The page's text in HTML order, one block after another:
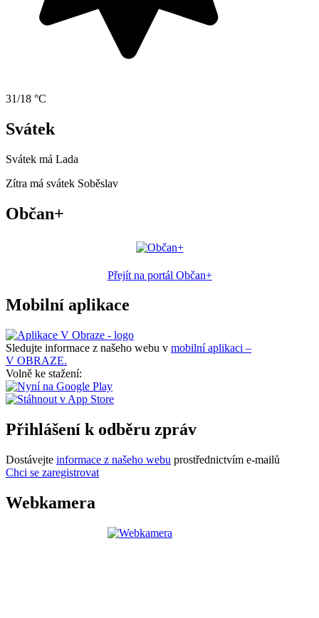
31/18 °C
Svátek
Svátek má Lada
Zítra má svátek Soběslav
Občan+
Přejít na portál Občan+
Mobilní aplikace
Sledujte informace z našeho webu v mobilní aplikaci –
V OBRAZE.
Volně ke stažení:
Přihlášení k odběru zpráv
Dostávejte informace z našeho webu prostřednictvím e-mailů
Chci se zaregistrovat
Webkamera